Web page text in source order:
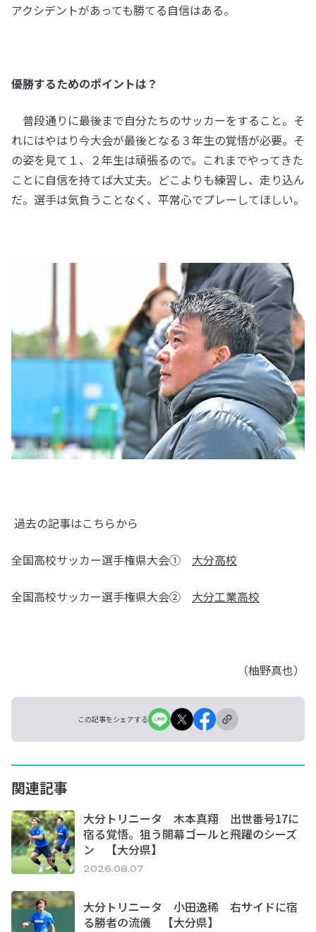
アクシデントがあっても勝てる自信はある。
優勝するためのポイントは？
普段通りに最後まで自分たちのサッカーをすること。そ
れにはやはり今大会が最後となる３年生の覚悟が必要。そ
の姿を見て１、２年生は頑張るので。これまでやってきた
ことに自信を持てば大丈夫。どこよりも練習し、走り込ん
だ。選手は気負うことなく、平常心でプレーしてほしい。
過去の記事はこちらから
全国高校サッカー選手権県大会① 大分高校
全国高校サッカー選手権県大会② 大分工業高校
（柚野真也）
この記事をシェアする
関連記事
大分トリニータ 木本真翔 出世番号17に
宿る覚悟。狙う開幕ゴールと飛躍のシーズ
ン 【大分県】
2026.08.07
大分トリニータ 小田逸稀 右サイドに宿
る勝者の流儀 【大分県】